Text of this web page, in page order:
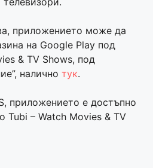
приложението може да
на Google Play под
& TV Shows, под
налично тук.
приложението е достъпно
Tubi – Watch Movies & TV